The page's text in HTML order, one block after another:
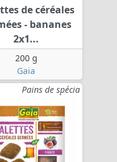
de céréales
- bananes
2x1...
200 g
Gaia
Pains de spécia